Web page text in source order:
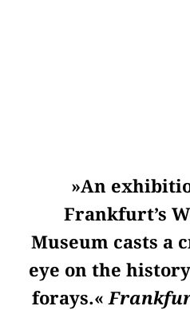
»An
Frankfurt’s
Museum casts a
eye on the
forays.«